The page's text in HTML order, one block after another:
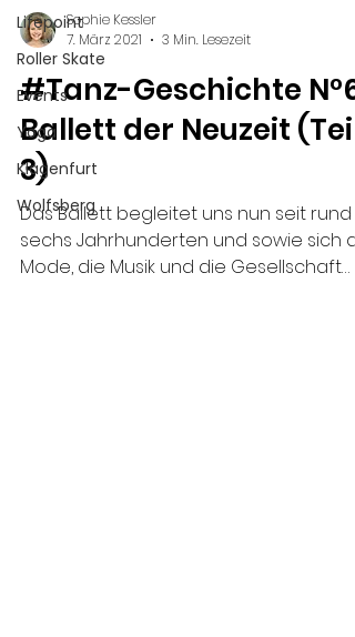
Lifepoint
Roller Skate
Events
Yoga
Klagenfurt
Wolfsberg
Sophie Kessler
7. März 2021
3 Min. Lesezeit
#Tanz-Geschichte N°6:
Ballett der Neuzeit (Teil
3)
Das Ballett begleitet uns nun seit rund
sechs Jahrhunderten und sowie sich
Mode, die Musik und die Gesellschaft